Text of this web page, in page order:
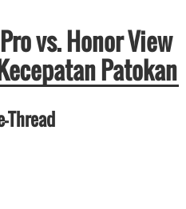
vs. Honor View
Patokan
Thread